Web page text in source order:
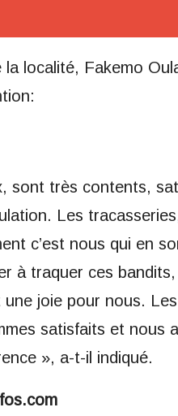
localité, Fakemo
sont très contents,
Les
c’est nous qui en
à traquer ces
joie pour nous.
satisfaits et nous
», a-t-il indiqué.